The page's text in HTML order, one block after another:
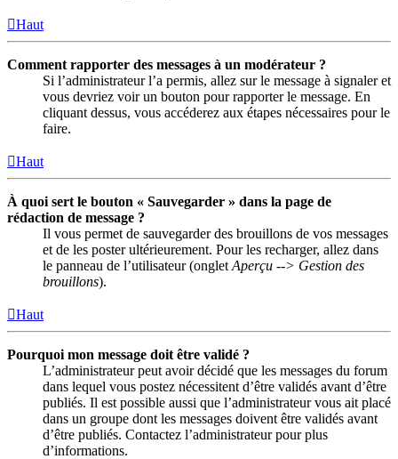
Haut
Comment rapporter des messages à un modérateur ?
Si l’administrateur l’a permis, allez sur le message à signaler et
vous devriez voir un bouton pour rapporter le message. En
cliquant dessus, vous accéderez aux étapes nécessaires pour le
faire.
Haut
À quoi sert le bouton « Sauvegarder » dans la page de
rédaction de message ?
Il vous permet de sauvegarder des brouillons de vos messages
et de les poster ultérieurement. Pour les recharger, allez dans
le panneau de l’utilisateur (onglet Aperçu --> Gestion des
brouillons).
Haut
Pourquoi mon message doit être validé ?
L’administrateur peut avoir décidé que les messages du forum
dans lequel vous postez nécessitent d’être validés avant d’être
publiés. Il est possible aussi que l’administrateur vous ait placé
dans un groupe dont les messages doivent être validés avant
d’être publiés. Contactez l’administrateur pour plus
d’informations.